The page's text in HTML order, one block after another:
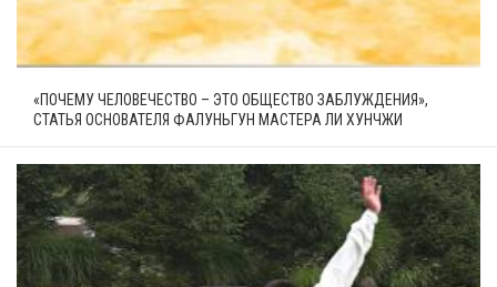
«ПОЧЕМУ ЧЕЛОВЕЧЕСТВО – ЭТО ОБЩЕСТВО ЗАБЛУЖДЕНИЯ»,
СТАТЬЯ ОСНОВАТЕЛЯ ФАЛУНЬГУН МАСТЕРА ЛИ ХУНЧЖИ